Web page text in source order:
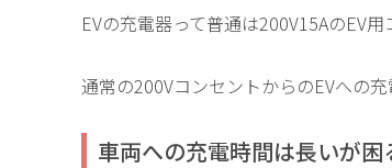
EVの充電器って普通は200V15AのEV
通常の200VコンセントからのEVへの充
車両への充電時間は長いが困